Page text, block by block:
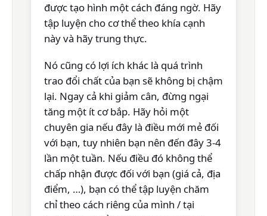
được tạo hình một cách đáng ngờ. Hãy
tập luyện cho cơ thể theo khía cạnh
này và hãy trung thực.
Nó cũng có lợi ích khác là quá trình
trao đổi chất của bạn sẽ không bị chậm
lại. Ngay cả khi giảm cân, đừng ngại
tăng một ít cơ bắp. Hãy hỏi một
chuyên gia nếu đây là điều mới mẻ đối
với bạn, tuy nhiên bạn nên đến đây 3-4
lần một tuần. Nếu điều đó không thể
chấp nhận được đối với bạn (giá cả, địa
điểm, …), bạn có thể tập luyện chăm
chỉ theo cách riêng của mình / tại